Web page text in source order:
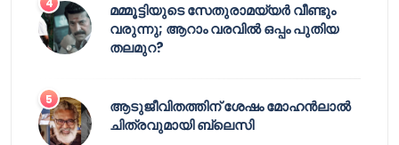
മമ്മൂട്ടിയുടെ സേതുരാമയ്യർ വീണ്ടും
വരുന്നു; ആറാം വരവിൽ ഒപ്പം പുതിയ
തലമുറ?
ആടുജീവിതത്തിന് ശേഷം മോഹൻലാൽ
ചിത്രവുമായി ബ്ലെസി